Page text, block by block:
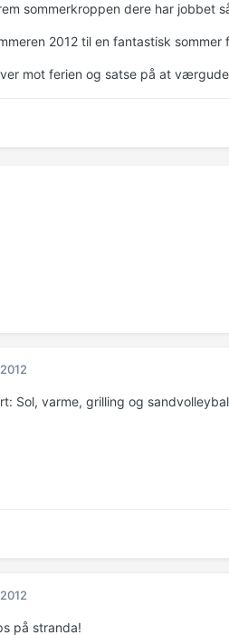
sommerkroppen dere har jobbet
2012 til en fantastisk sommer
mot ferien og satse på at
Sol, varme, grilling og
på stranda!